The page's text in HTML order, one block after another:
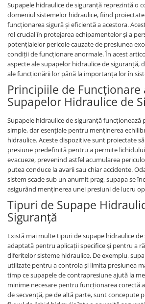
Roti non-marking
Piulite roata
Butuc roata
Janta
Anvelope
Roata transpaleta
Piese motor
Alternatoare
Electromotoare
Pompa combustibil
Pompa de apa
Radiator racire ulei hidraulic
Radiator apa
Bobina de pornire
Bobina de oprire
Bobina de acceleratie
Curea alternator - transmisie
Curea distributie
Esapament
Busoane - dopuri
Ventilatoare
Pompa de ulei
Termostat
Filtre Hifi
Piese Skyjack
Piese Bobcat
Piese Yale
Piese Hyster
Piese Parker
Piese Hyundai
Piese Terex
Piese Lombardini
Piese Linde
Piese Multitel
Piese Dieci
Piese Massey Ferguson
Piese Steyr
Piese Landini
Piese New Holland
Piese Takeuchi
Piese Kobelco
Piese Jungheinrich
Piese Claas
Supapele hidraulice de siguranță reprezintă o
domeniul sistemelor hidraulice, fiind
funcționarea sigură și eficientă a acestora.
rol crucial în protejarea echipamentelor și a
potențialelor pericole cauzate de presiunea
condiții de funcționare anormale. În acest
aspecte ale supapelor hidraulice de siguranță,
ale funcționării lor până la importanța lor în
Principiile de Funcționare
Supapelor Hidraulice de
Supapele hidraulice de siguranță funcționează
simple, dar esențiale pentru menținerea
hidraulice. Aceste dispozitive sunt proiectate
presiune predefinită pentru a permite
evacueze, prevenind astfel acumularea
putea conduce la avarii sau chiar accidente.
sistem scade sub un anumit prag, supapa se
asigurând menținerea unei presiuni de lucru
Tipuri de Supape
Siguranță
Există mai multe tipuri de supape hidraulice
adaptată pentru aplicații specifice și pentru a
diferitelor sisteme hidraulice. De exemplu,
utilizate pentru a controla și limita presiunea
timp ce supapele de contrapresiune ajută la
minime necesare pentru funcționarea corectă
de secvență, pe de altă parte, sunt concepute